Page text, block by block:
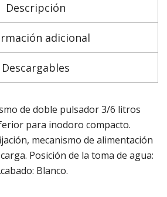
Descripción
adicional
Descargables
de doble pulsador 3/6 litros
para inodoro compacto.
mecanismo de alimentación
Posición de la toma de agua:
Blanco.